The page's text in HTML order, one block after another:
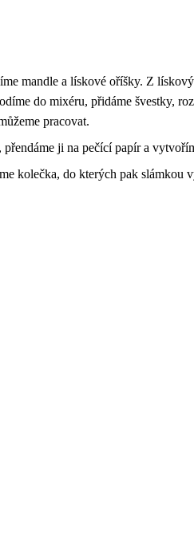
mandle a lískové oříšky. Z
do mixéru, přidáme švestky,
pracovat.
ji na pečící papír a
kolečka, do kterých pak slámkou